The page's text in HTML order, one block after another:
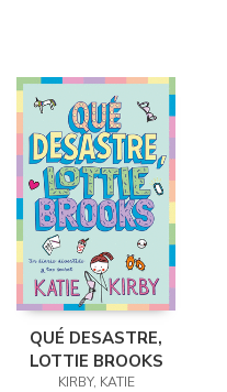
QUÉ DESASTRE,
LOTTIE BROOKS
KIRBY, KATIE